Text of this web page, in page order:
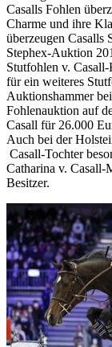
Casalls Fohlen
Charme und ihre
überzeugen Casalls
Stephex-Auktion
Stutfohlen v.
für ein weiteres
Auktionshammer
Fohlenauktion auf
Casall für 26.000
Auch bei der
Casall-Tochter
Catharina v. Casall-
Besitzer.